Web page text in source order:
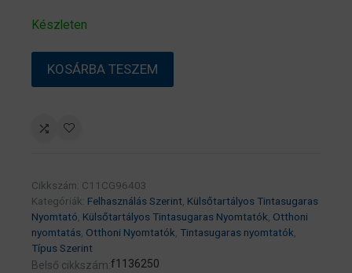
Készleten
EPSON
DPI,
32
lap/perc,
USB/WIFI
mono
KOSÁRBA TESZEM
Cikkszám: C11CG96403
Kategóriák: Felhasználás Szerint Külsőtartályos Tintasugaras
Nyomtató Külsőtartályos Tintasugaras Nyomtatók Otthoni
nyomtatás Otthoni Nyomtatók Tintasugaras nyomtatók
Típus Szerint
Belső cikkszám:f1136250